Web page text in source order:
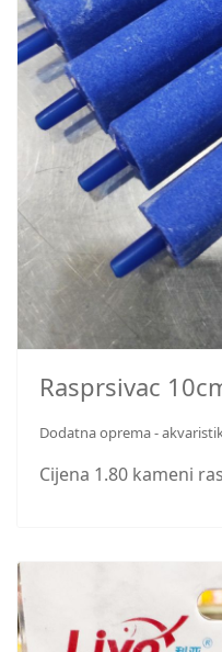
Rasprsivac
Dodatna oprema -
Cijena 1.80 kameni